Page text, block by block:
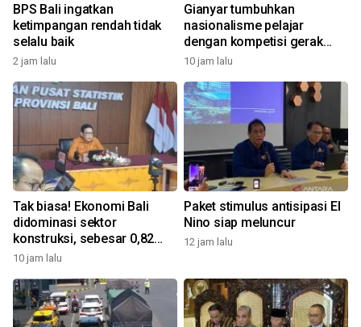
BPS Bali ingatkan
ketimpangan rendah tidak
selalu baik
2 jam lalu
Gianyar tumbuhkan
nasionalisme pelajar
dengan kompetisi gerak
jalan
10 jam lalu
Tak biasa! Ekonomi Bali
didominasi sektor
konstruksi, sebesar 0,82
persen
10 jam lalu
Paket stimulus antisipasi El
Nino siap meluncur
12 jam lalu